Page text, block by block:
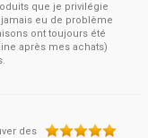
que je privilégie
eu de problème
ont toujours été
après mes achats)
des